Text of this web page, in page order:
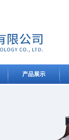
产品展示